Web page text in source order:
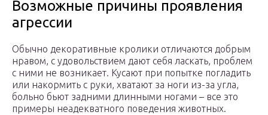
Возможные причины проявления
агрессии
Обычно декоративные кролики отличаются добрым
нравом, с удовольствием дают себя ласкать, проблем
с ними не возникает. Кусают при попытке погладить
или накормить с руки, хватают за ноги из-за угла,
больно бьют задними длинными ногами – все это
примеры неадекватного поведения животных.